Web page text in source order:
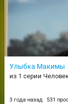
Улыбка Макимы
из 1 серии
3 года назад 531